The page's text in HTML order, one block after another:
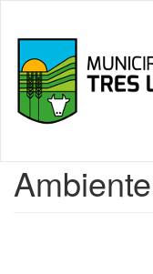
contenido
principal
Tres
Lomas
Contenido
Ambiente